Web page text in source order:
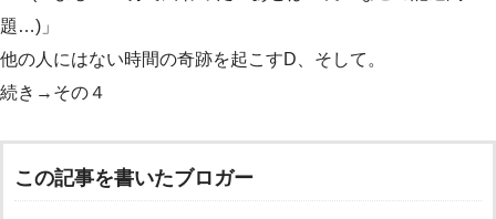
題…)」
他の人にはない時間の奇跡を起こすD、そして。
続き→その４
この記事を書いたブロガー